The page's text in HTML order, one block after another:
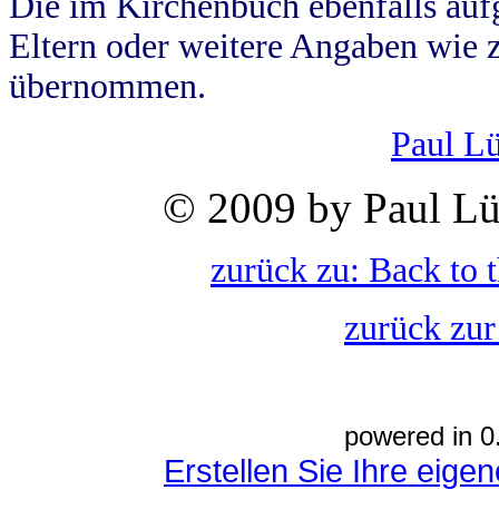
Eltern oder weitere Angaben wie
übernommen.
Paul
© 2009 by Paul
zurück zu: Back to
zurück
powered in
Erstellen Sie Ihre